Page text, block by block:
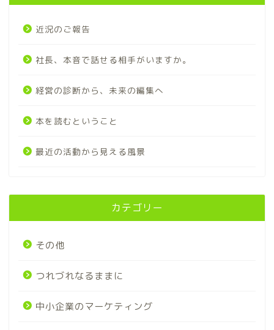
近況のご報告
社長、本音で話せる相手がいますか。
経営の診断から、未来の編集へ
本を読むということ
最近の活動から見える風景
カテゴリー
その他
つれづれなるままに
中小企業のマーケティング